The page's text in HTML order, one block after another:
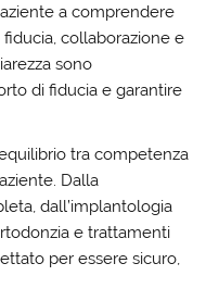
a comprendere
collaborazione e
sono
di fiducia e garantire
tra competenza
Dalla
dall’implantologia
e trattamenti
per essere sicuro,